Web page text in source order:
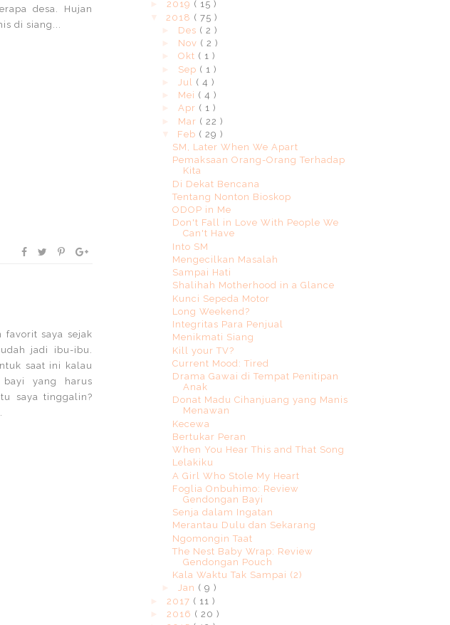
desa. Hujan
di siang...
favorit saya sejak
jadi ibu-ibu.
saat ini kalau
yang harus
saya tinggalin?
2019 ( 15 )
2018 ( 75 )
Des ( 2 )
Nov ( 2 )
Okt ( 1 )
Sep ( 1 )
Jul ( 4 )
Mei ( 4 )
Apr ( 1 )
Mar ( 22 )
Feb ( 29 )
SM, Later When We Apart
Pemaksaan Orang-Orang Terhadap
Kita
Di Dekat Bencana
Tentang Nonton Bioskop
ODOP in Me
Don't Fall in Love With People We
Can't Have
Into SM
Mengecilkan Masalah
Sampai Hati
Shalihah Motherhood in a Glance
Kunci Sepeda Motor
Long Weekend?
Integritas Para Penjual
Menikmati Siang
Kill your TV?
Current Mood: Tired
Drama Gawai di Tempat Penitipan
Anak
Donat Madu Cihanjuang yang Manis
Menawan
Kecewa
Bertukar Peran
When You Hear This and That Song
Lelakiku
A Girl Who Stole My Heart
Foglia Onbuhimo: Review
Gendongan Bayi
Senja dalam Ingatan
Merantau Dulu dan Sekarang
Ngomongin Taat
The Nest Baby Wrap: Review
Gendongan Pouch
Kala Waktu Tak Sampai (2)
Jan ( 9 )
2017 ( 11 )
2016 ( 20 )